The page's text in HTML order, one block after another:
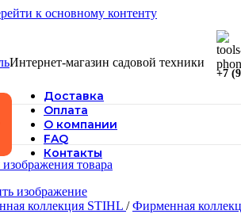
к основному контенту
Интернет-магазин садовой техники
+7
Доставка
Оплата
О компании
FAQ
Контакты
изображение
коллекция STIHL / Фирменная